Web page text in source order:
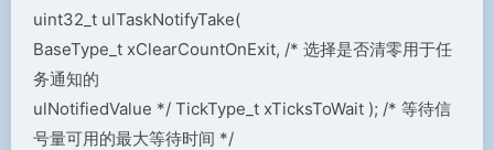
uint32_t ulTaskNotifyTake(
BaseType_t xClearCountOnExit, /* 选择是否清零用于任
务通知的
ulNotifiedValue */ TickType_t xTicksToWait ); /* 等待信
号量可用的最大等待时间 */